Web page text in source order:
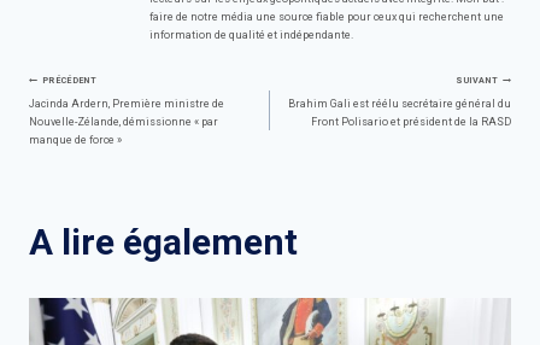
faire de notre média une source fiable pour ceux qui recherchent une
information de qualité et indépendante.
Navigation
de
PRÉCÉDENT
Jacinda Ardern, Première ministre de
Nouvelle-Zélande, démissionne « par
manque de force »
SUIVANT
Brahim Gali est réélu secrétaire général du
Front Polisario et président de la RASD
A lire également